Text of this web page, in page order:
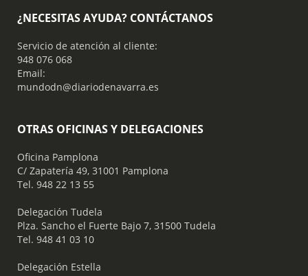
¿NECESITAS AYUDA? CONTÁCTANOS
Servicio de atención al cliente:
948 076 068
Email:
mundodn@diariodenavarra.es
OTRAS OFICINAS Y DELEGACIONES
Oficina Pamplona
C/ Zapatería 49, 31001 Pamplona
Tel. 948 22 13 55
​ Delegación Tudela
Plza. Sancho el Fuerte Bajo 7, 31500 Tudela
Tel. 948 41 03 10
​ Delegación Estella